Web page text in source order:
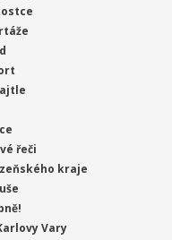
řeči
kraje
Vary